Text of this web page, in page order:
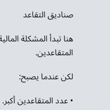
صناديق التقاعد
هنا تبدأ المشكلة
المتقاعدين.
لكن عندما يصبح:
• عدد المتقاعدين أكبر.